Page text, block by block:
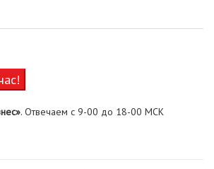
. Отвечаем с 9-00 до 18-00 МСК